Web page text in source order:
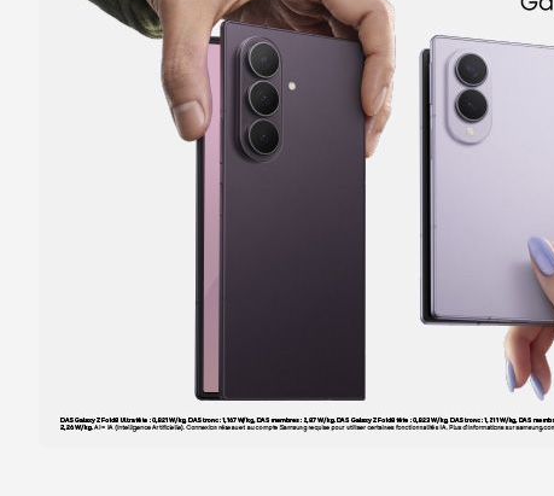
Itinéraire
Prendre
Voir la boutique